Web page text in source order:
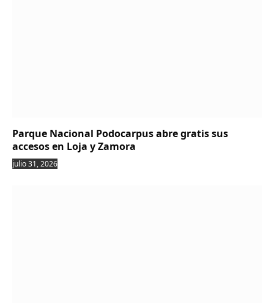
Parque Nacional Podocarpus abre gratis sus
accesos en Loja y Zamora
julio 31, 2026